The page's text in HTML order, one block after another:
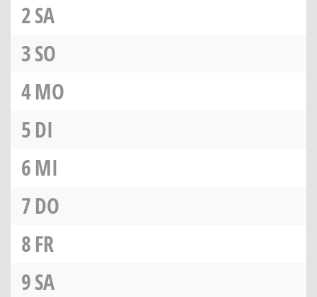
2SA
3SO
4MO
5DI
6MI
7DO
8FR
9SA